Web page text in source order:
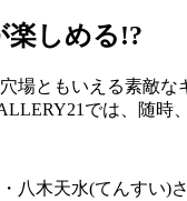
楽しめる!?
場ともいえる素敵な
では、随
八木天水(てんすい